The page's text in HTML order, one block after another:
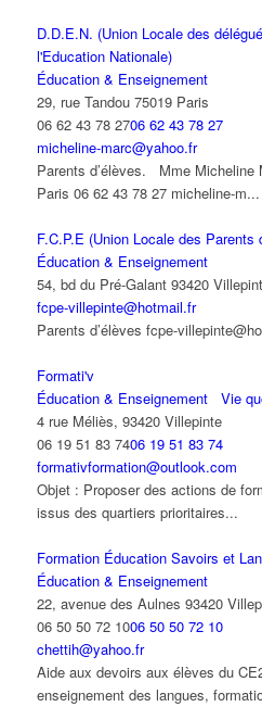
D.D.E.N. (Union Locale des
l'Education Nationale)
Éducation & Enseignement
29, rue Tandou 75019 Paris
06 62 43 78 2706 62 43 78 27
micheline-marc@yahoo.fr
Parents d’élèves. Mme Micheline
Paris 06 62 43 78 27 micheline-m...
F.C.P.E (Union Locale des Parents
Éducation & Enseignement
54, bd du Pré-Galant 93420
fcpe-villepinte@hotmail.fr
Parents d’élèves fcpe-
Formati'v
Éducation & Enseignement
Vie
4 rue Méliès, 93420 Villepinte
06 19 51 83 7406 19 51 83 74
formativformation@outlook.com
Objet : Proposer des actions de
issus des quartiers prioritaires...
Formation Éducation Savoirs et
Éducation & Enseignement
22, avenue des Aulnes 93420
06 50 50 72 1006 50 50 72 10
chettih@yahoo.fr
Aide aux devoirs aux élèves du
enseignement des langues,